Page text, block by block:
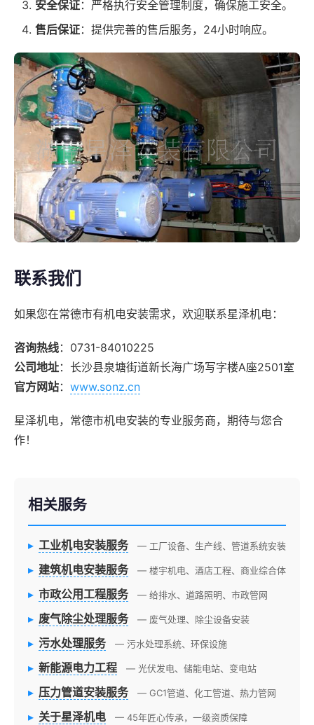
安全保证：严格执行安全管理制度，确保施工安全。
售后保证：提供完善的售后服务，24小时响应。
联系我们
如果您在常德市有机电安装需求，欢迎联系星泽机电：
咨询热线：0731-84010225
公司地址：长沙县泉塘街道新长海广场写字楼A座2501室
官方网站： www.sonz.cn
星泽机电，常德市机电安装的专业服务商，期待与您合
作！
相关服务
▸ 工业机电安装服务 — 工厂设备、生产线、管道系统安装
▸ 建筑机电安装服务 — 楼宇机电、酒店工程、商业综合体
▸ 市政公用工程服务 — 给排水、道路照明、市政管网
▸ 废气除尘处理服务 — 废气处理、除尘设备安装
▸ 污水处理服务 — 污水处理系统、环保设施
▸ 新能源电力工程 — 光伏发电、储能电站、变电站
▸ 压力管道安装服务 — GC1管道、化工管道、热力管网
▸ 关于星泽机电 — 45年匠心传承，一级资质保障